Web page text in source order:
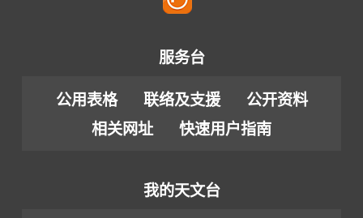
服务台
公用表格 联络及支援
公开资料
相关网址
快速用户指南
我的天文台